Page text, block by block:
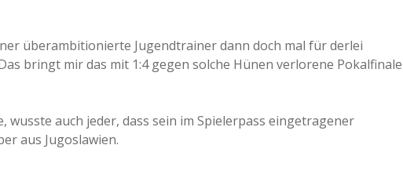
überambitionierte Jugendtrainer dann doch mal für derlei
bringt mir das mit 1:4 gegen solche Hünen verlorene Pokalfinale
wusste auch jeder, dass sein im Spielerpass eingetragener
aus Jugoslawien.